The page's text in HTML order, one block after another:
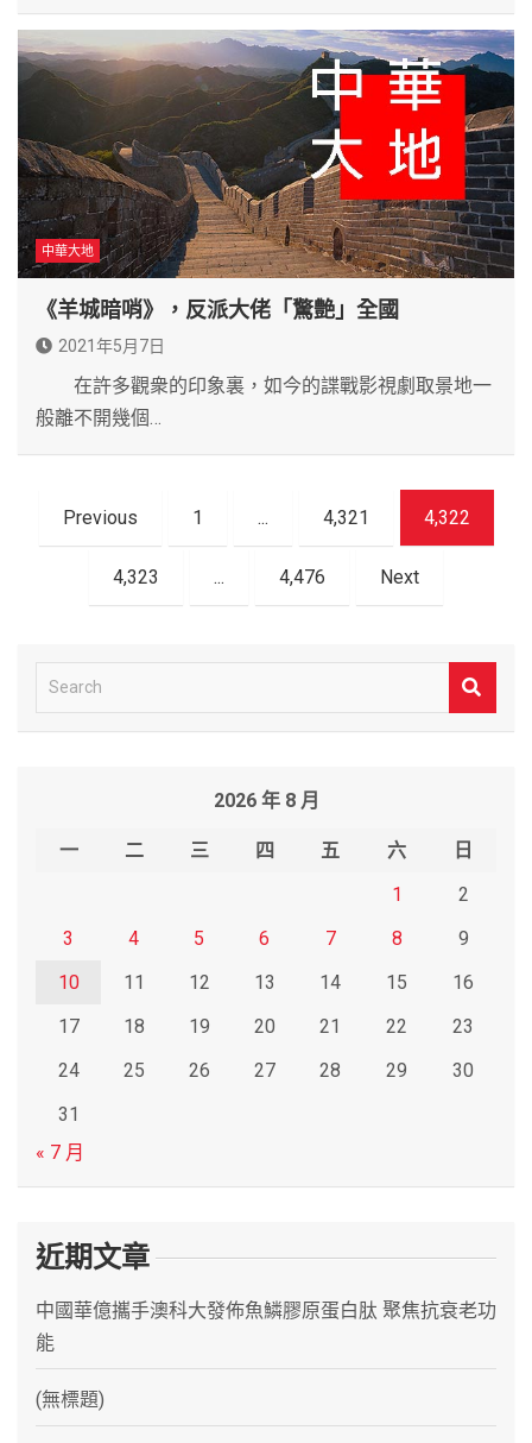
中華大地
《羊城暗哨》，反派大佬「驚艶」全國
2021年5月7日
在許多觀衆的印象裏，如今的諜戰影視劇取景地一
般離不開幾個…
章
Previous 1 ... 4,321 4,322
4,323 ... 4,476 Next
e
2026 年 8 月
一 二 三 四 五 六
日
1
2
3
4 5 6 7 8
9
10
11 12 13 14 15
16
17
18 19 20 21 22
23
24
25 26 27 28 29
30
31
« 7 月
近期文章
中國華億攜手澳科大發佈魚鱗膠原蛋白肽 聚焦抗衰老功
能
(無標題)